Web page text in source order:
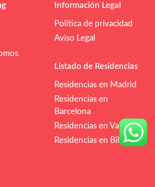
Información Legal
Política de privacidad
Aviso Legal
Listado de Residencias
Residencias en Madrid
Residencias en
Barcelona
Residencias en Valencia
Residencias en Bilbao